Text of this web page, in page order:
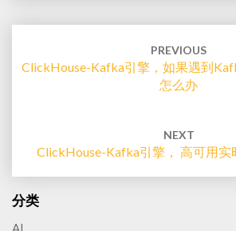
PREVIOUS
ClickHouse-Kafka引擎，如果遇到
怎么办
NEXT
ClickHouse-Kafka引擎， 高可用实
分类
AI